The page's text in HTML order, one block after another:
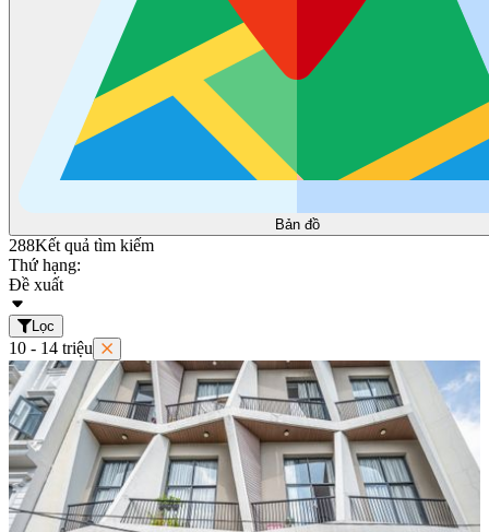
Bản đồ
288Kết quả tìm kiếm
Thứ hạng:
Đề xuất
Lọc
10 - 14 triệu